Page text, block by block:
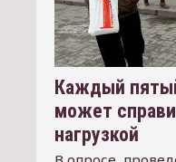
Каждый
может
нагрузкой